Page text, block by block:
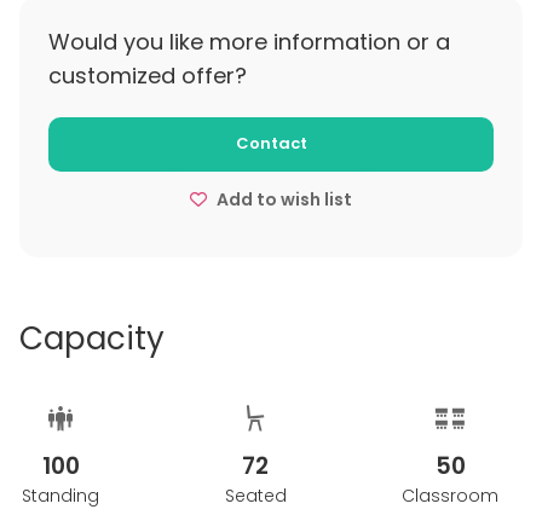
Pyydä tarjous tästä ainutlaatuisesta tilasta!
alle 10 viikkoa ennen tilaisuutta tapahtuneesta
peruutuksesta.
Kokoustiloista 100 % veloitus tilavuokrasta alle 14
arkipäivää ennen tilaisuutta tapahtuneesta
Would you like more information or a
customized offer?
Contact
Add to wish list
Capacity
100
Standing
72
Seated
50
Classroom